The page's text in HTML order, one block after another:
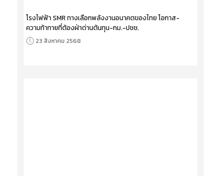
โรงไฟฟ้า SMR ทางเลือกพลังงานอนาคตของไทย โอกาส-
ความท้าทายที่ต้องฝ่าด่านต้นทุน-กม.-ปชช.
23 สิงหาคม 2568